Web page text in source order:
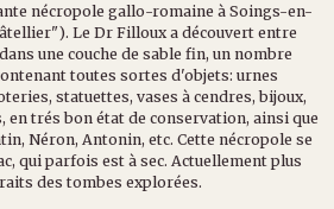
nécropole gallo-romaine à Soings-en-
Le Dr Filloux a découvert entre
une couche de sable fin, un nombre
toutes sortes d'objets: urnes
statuettes, vases à cendres, bijoux,
en trés bon état de conservation, ainsi que
Néron, Antonin, etc. Cette nécropole se
qui parfois est à sec. Actuellement plus
des tombes explorées.